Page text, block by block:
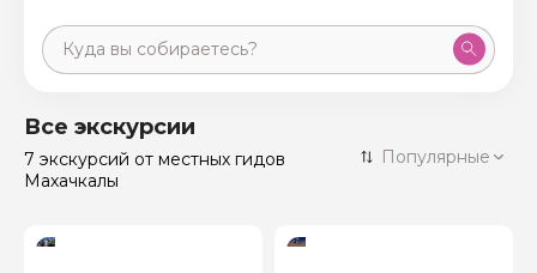
Санкт-Петербург
Россия
50 экскурсий
Все экскурсии
7 экскурсий от местных гидов
Махачкалы
Популярные